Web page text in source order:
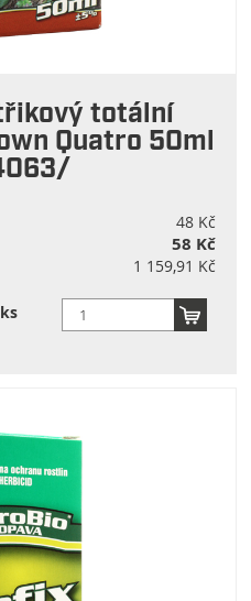
totální
Quatro 50ml
48 Kč
58 Kč
1 159,91 Kč
ks